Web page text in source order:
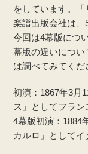
をしています。
楽譜出版会社は、
今回は4幕版につ
幕版の違いについ
は調べてみてくだ
初演：1867年3月
ス」としてフラン
4幕版初演：1884
カルロ」としてイ